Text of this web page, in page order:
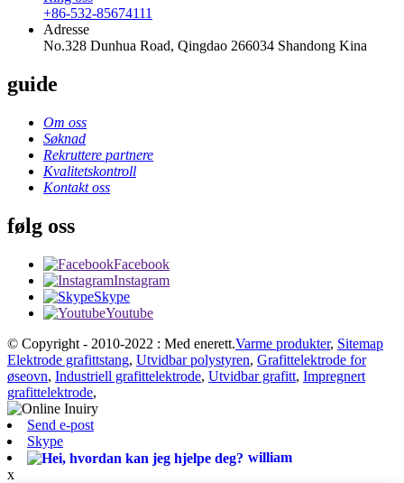
+86-532-85674111
Adresse
No.328 Dunhua Road, Qingdao 266034 Shandong Kina
guide
Om oss
Søknad
Rekruttere partnere
Kvalitetskontroll
Kontakt oss
følg oss
Facebook
Instagram
Skype
Youtube
© Copyright - 2010-2022 : Med enerett.Varme produkter, Sitemap
Elektrode grafittstang, Utvidbar polystyren, Grafittelektrode for
øseovn, Industriell grafittelektrode, Utvidbar grafitt, Impregnert
grafittelektrode,
Send e-post
Skype
william
x